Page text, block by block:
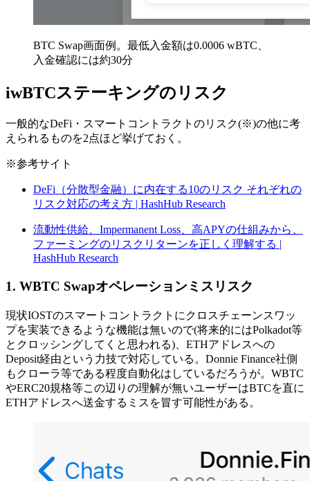
BTC Swap画面例。最低入金額は0.0006 wBTC、
入金確認には約30分
iwBTCステーキングのリスク
一般的なDeFi・スマートコントラクトのリスク(※)の他に考
えられるものを2点ほど挙げておく。
※参考サイト
DeFi（分散型金融）に内在する10のリスク それぞれの
リスク対応の考え方 | HashHub Research
流動性供給、Impermanent Loss、高APYの仕組みから、
ファーミングのリスクリターンを正しく理解する |
HashHub Research
1. WBTC Swapオペレーションミスリスク
現状IOSTのスマートコントラクトにクロスチェーンスワッ
プを実装できるような機能は無いので(将来的にはPolkadot等
とクロッシングしてくと思われる)、ETHアドレスへの
Deposit経由という力技で対応している。Donnie Finance社側
もクローラ等である程度自動化はしているだろうが。WBTC
やERC20規格等この辺りの理解が無いユーザーはBTCを直に
ETHアドレスへ送金するミスを冒す可能性がある。